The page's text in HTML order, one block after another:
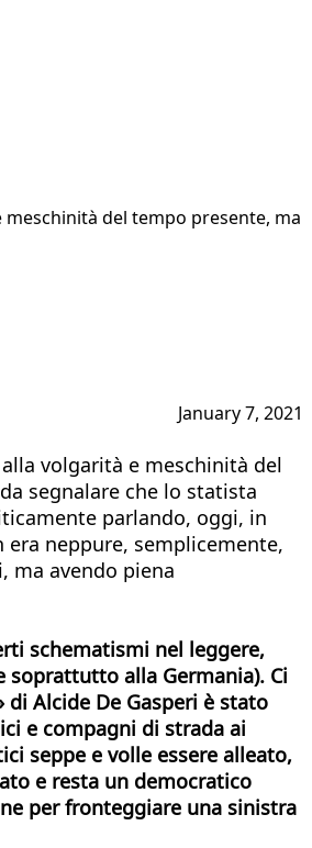
del tempo presente, ma
January 7, 2021
volgarità e meschinità del
segnalare che lo statista
parlando, oggi, in
era neppure, semplicemente,
ma avendo piena
schematismi nel leggere,
alla Germania). Ci
Alcide De Gasperi è stato
e compagni di strada ai
seppe e volle essere alleato,
e resta un democratico
per fronteggiare una sinistra